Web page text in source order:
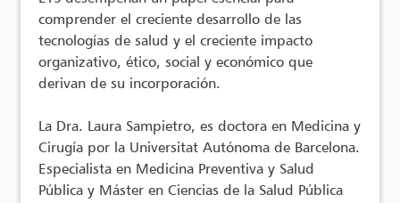
comprender el creciente desarrollo de las
tecnologías de salud y el creciente impacto
organizativo, ético, social y económico que
derivan de su incorporación.
La Dra. Laura Sampietro, es doctora en Medicina y
Cirugía por la Universitat Autónoma de Barcelona.
Especialista en Medicina Preventiva y Salud
Pública y Máster en Ciencias de la Salud Pública